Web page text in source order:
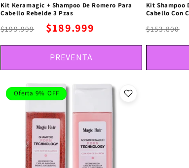
Kit Keramagic + Shampoo De Romero Para
Cabello Rebelde 3 Pzas
$199.999 $189.999
PREVENTA
Kit Shampoo
Cabello Con
$153.800
Oferta 9% OFF